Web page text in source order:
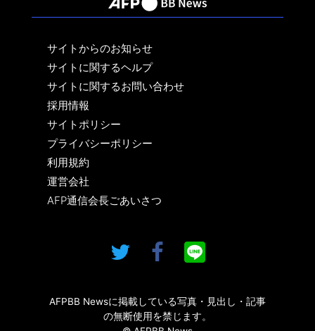
サイトからのお知らせ
サイトに関するヘルプ
サイトに関するお問い合わせ
採用情報
サイトポリシー
プライバシーポリシー
利用規約
運営会社
AFP通信会長ごあいさつ
AFPBB Newsに掲載している写真・見出し・記事
の無断使用を禁じます。